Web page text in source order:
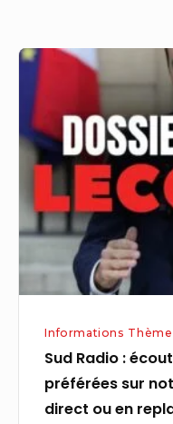
Sud
Radio
écoutez
aussi
émissions
préférées
sur
notre
ligne
direct
Informations Thème
Sud Radio :
préférées sur
direct ou en